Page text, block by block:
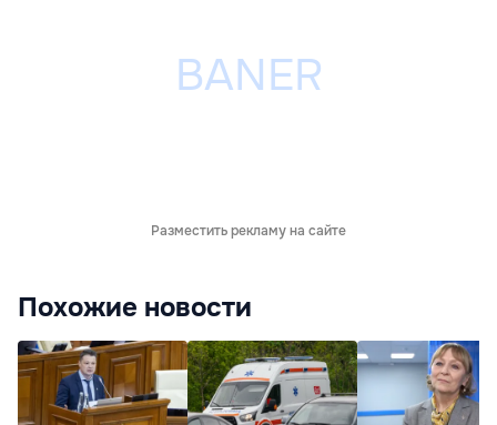
Разместить рекламу на сайте
Похожие новости